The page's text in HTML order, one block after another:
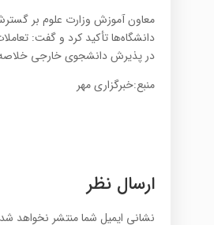
معاون آموزش وزارت علوم بر
دانشگاه‌ها تأکید کرد و گفت:
در پذیرش دانشجوی خارجی
منبع:خبرگزاری مهر
ارسال نظر
نشانی ایمیل شما منتشر نخواهد